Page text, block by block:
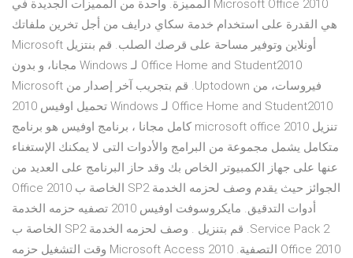
المميزة. واحدة من المميزات الجديدة في Microsoft Office 2010
هي القدرة على استخدام خدمة سكاي درايف من أجل تخرين ملفاتك
أونلاين وتوفير مساحة على قرصك الصلب. ‫قم بنتزيل Microsoft
Office Home and Student2010 لـ Windows مجانا، و بدون
فيروسات، من Uptodown. قم بتجريب آخر إصدار من Microsoft
Office Home and Student2010 لـ Windows تحميل اوفيس 2010
تنزيل microsoft office 2010 كامل مجانا ، برنامج اوفيس هو برنامج
متكامل يشمل مجموعة من البرامج والأدوات التى لا يمكنك الإستغناء
عنها على جهاز الكمبيوتر الخاص بك وقد حاز البرنامج على العديد من
الجوائز حيث يقدم وصف لحزمه الخدمة SP2 الخاصة ب Office 2010
أدوات التدقيق. مايكروسوفت اوفيس 2010 تصفيه حزمه الخدمة
Service Pack 2. قم بتنزيل . وصف لحزمه الخدمة SP2 الخاصة ب
Office 2010 التصفية. Microsoft Access 2010 وقت التشغيل حزمه